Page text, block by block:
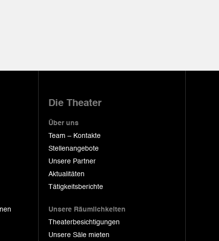
Die Theater
Über uns
Team – Kontakte
Stellenangebote
Unsere Partner
Aktualitäten
Tätigkeitsberichte
Unsere Räumlichkeiten
Theaterbesichtigungen
Unsere Säle mieten